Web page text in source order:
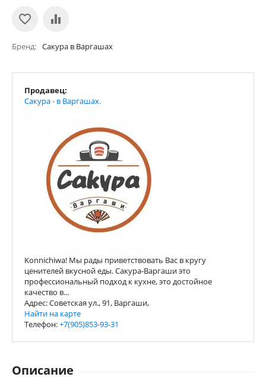
Бренд Сакура в Варгашах
Продавец:
Сакура - в Варгашах.
Konnichiwa! Мы рады приветствовать Вас в кругу
ценителей вкусной еды. Сакура-Варгаши это
профессиональный подход к кухне, это достойное
качество в...
Адрес: Советская ул., 91, Варгаши,
Найти на карте
Телефон:+7(905)853-93-31
Описание